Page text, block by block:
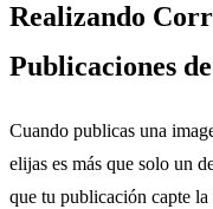
Realizando
Publicaciones
Cuando publicas una
elijas es más que solo un
que tu publicación capte